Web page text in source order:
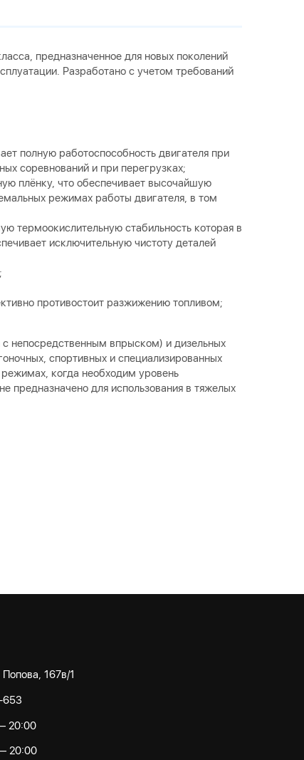
предназначенное для новых поколений
Разработано с учетом требований
полную работоспособность двигателя при
соревнований и при перегрузках;
плёнку, что обеспечивает высочайшую
режимах работы двигателя, в том
термоокислительную стабильность которая в
исключительную чистоту деталей
противостоит разжижению топливом;
непосредственным впрыском) и дизельных
спортивных и специализированных
когда необходим уровень
предназначено для использования в тяжелых
167в/1
653
20:00
20:00